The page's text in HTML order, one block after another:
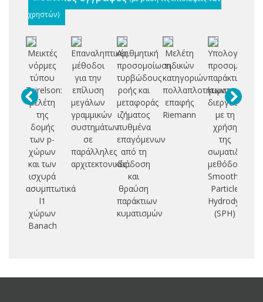
χρηστών)
Μεικτές
νόρμες
τύπου
Tsirelson:
μελέτη
της
δομής
των p-
χώρων
και των
ισχυρά
ασυμπτωτικά
l1
χώρων
Banach
Επαναληπτικές
μέθοδοι
για την
επίλυση
μεγάλων
γραμμικών
συστημάτων
σε
παράλληλες
αρχιτεκτονικές
Αριθμητική
προσομοίωση
τυρβώδους
ροής και
μεταφοράς
ιζήματος
πυθμένα
επαγόμενων
από τη
διάδοση
και
θραύση
παράκτιων
κυματισμών
Μελέτη
ειδικών
κατηγοριών
πολλαπλοτήτων
επαφής
Riemann
Υπολoγιστική
προσομοίωση
παράκτιων
κυματικών
διεργασιών
με τη
χρήση
της
σωματιδιακής
μεθόδου
Smoothed
Particle
(SPH)